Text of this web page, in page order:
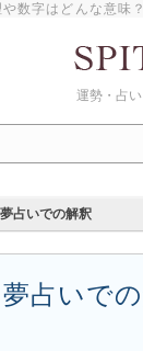
数字はどんな意味
運勢・占
占いでの解釈
占いで